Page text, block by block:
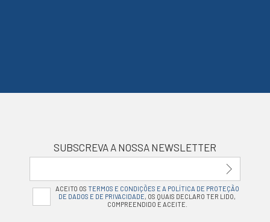
SUBSCREVA A NOSSA NEWSLETTER
ACEITO OS TERMOS E CONDIÇÕES E A POLÍTICA DE PROTEÇÃO
DE DADOS E DE PRIVACIDADE, OS QUAIS DECLARO TER LIDO,
COMPREENDIDO E ACEITE.